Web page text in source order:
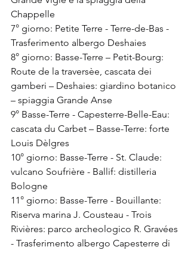
Chappelle
7° giorno: Petite Terre - Terre-de-Bas -
Trasferimento albergo Deshaies
8° giorno: Basse-Terre – Petit-Bourg:
Route de la traversèe, cascata dei
gamberi – Deshaies: giardino botanico
– spiaggia Grande Anse
9° Basse-Terre - Capesterre-Belle-Eau:
cascata du Carbet – Basse-Terre: forte
Louis Dèlgres
10° giorno: Basse-Terre - St. Claude:
vulcano Soufrière - Ballif: distilleria
Bologne
11° giorno: Basse-Terre - Bouillante:
Riserva marina J. Cousteau - Trois
Rivières: parco archeologico R. Gravées
- Trasferimento albergo Capesterre di